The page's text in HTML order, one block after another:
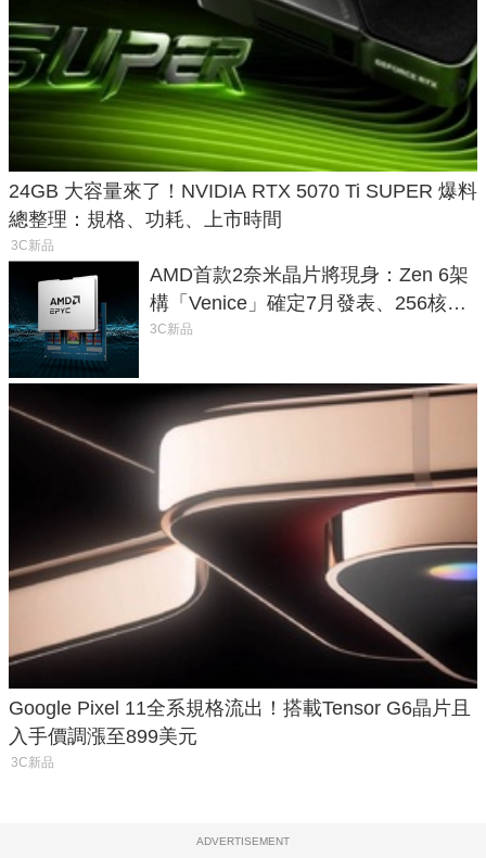
24GB 大容量來了！NVIDIA RTX 5070 Ti SUPER 爆料
總整理：規格、功耗、上市時間
3C新品
AMD首款2奈米晶片將現身：Zen 6架
構「Venice」確定7月發表、256核心
效能大噴發70%
3C新品
Google Pixel 11全系規格流出！搭載Tensor G6晶片且
入手價調漲至899美元
3C新品
ADVERTISEMENT